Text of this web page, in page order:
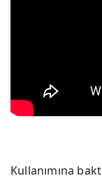
Kullanımına